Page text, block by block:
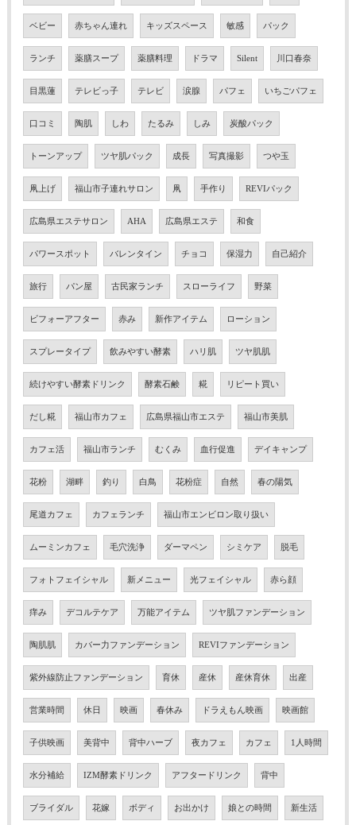
ベビー 赤ちゃん連れ キッズスペース 敏感 パック
ランチ 薬膳スープ 薬膳料理 ドラマ Silent 川口春奈
目黒蓮 テレビっ子 テレビ 涙腺 パフェ いちごパフェ
口コミ 陶肌 しわ たるみ しみ 炭酸パック
トーンアップ ツヤ肌パック 成長 写真撮影 つや玉
凧上げ 福山市子連れサロン 凧 手作り REVIパック
広島県エステサロン AHA 広島県エステ 和食
パワースポット バレンタイン チョコ 保湿力 自己紹介
旅行 パン屋 古民家ランチ スローライフ 野菜
ビフォーアフター 赤み 新作アイテム ローション
スプレータイプ 飲みやすい酵素 ハリ肌 ツヤ肌肌
続けやすい酵素ドリンク 酵素石鹸 糀 リピート買い
だし糀 福山市カフェ 広島県福山市エステ 福山市美肌
カフェ活 福山市ランチ むくみ 血行促進 デイキャンプ
花粉 湖畔 釣り 白鳥 花粉症 自然 春の陽気
尾道カフェ カフェランチ 福山市エンビロン取り扱い
ムーミンカフェ 毛穴洗浄 ダーマペン シミケア 脱毛
フォトフェイシャル 新メニュー 光フェイシャル 赤ら顔
痒み デコルテケア 万能アイテム ツヤ肌ファンデーション
陶肌肌 カバー力ファンデーション REVIファンデーション
紫外線防止ファンデーション 育休 産休 産休育休 出産
営業時間 休日 映画 春休み ドラえもん映画 映画館
子供映画 美背中 背中ハーブ 夜カフェ カフェ 1人時間
水分補給 IZM酵素ドリンク アフタードリンク 背中
ブライダル 花嫁 ボディ お出かけ 娘との時間 新生活